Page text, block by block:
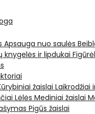
Apsauga nuo saulės
knygelės ir lipdukai
žaislai Laikrodžiai
Lėlės Mediniai žaislai
Pigūs žaislai